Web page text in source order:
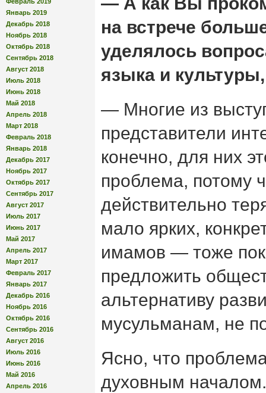
Январь 2019
Декабрь 2018
Ноябрь 2018
Октябрь 2018
Сентябрь 2018
Август 2018
Июль 2018
Июнь 2018
Май 2018
Апрель 2018
Март 2018
Февраль 2018
Январь 2018
Декабрь 2017
Ноябрь 2017
Октябрь 2017
Сентябрь 2017
Август 2017
Июль 2017
Июнь 2017
Май 2017
Апрель 2017
Март 2017
Февраль 2017
Январь 2017
Декабрь 2016
Ноябрь 2016
Октябрь 2016
Сентябрь 2016
Август 2016
Июль 2016
Июнь 2016
Май 2016
Апрель 2016
на встрече
уделялось
языка и
— Многие из
представители
конечно, для них
проблема, потому
действительно
мало ярких,
имамов — тоже
предложить
альтернативу
мусульманам, не
Ясно, что
духовным